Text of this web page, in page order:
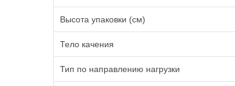
Высота упаковки (см)
Тело качения
Тип по направлению нагрузки